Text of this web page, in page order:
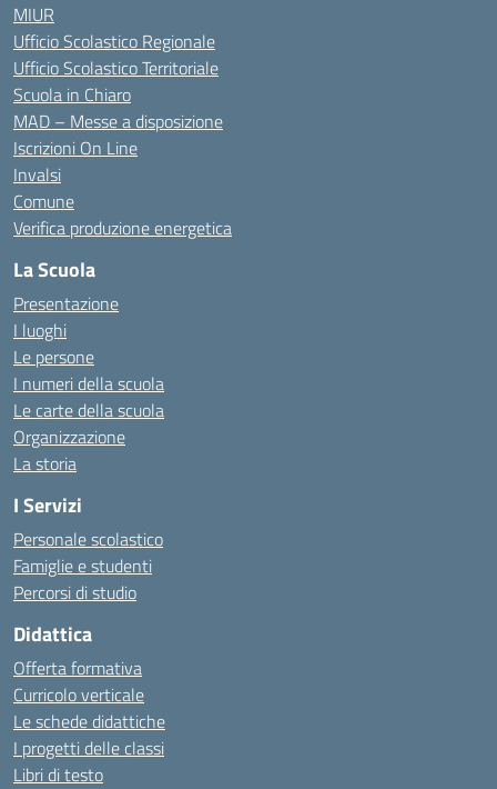
MIUR
Ufficio Scolastico Regionale
Ufficio Scolastico Territoriale
Scuola in Chiaro
MAD – Messe a disposizione
Iscrizioni On Line
Invalsi
Comune
Verifica produzione energetica
La Scuola
Presentazione
I luoghi
Le persone
I numeri della scuola
Le carte della scuola
Organizzazione
La storia
I Servizi
Personale scolastico
Famiglie e studenti
Percorsi di studio
Didattica
Offerta formativa
Curricolo verticale
Le schede didattiche
I progetti delle classi
Libri di testo